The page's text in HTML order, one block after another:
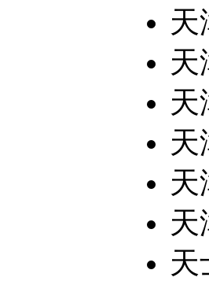
天
天
天
天
天
天
天